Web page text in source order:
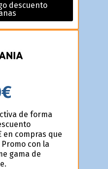
descuento
de forma
en compras que
con la
gama de